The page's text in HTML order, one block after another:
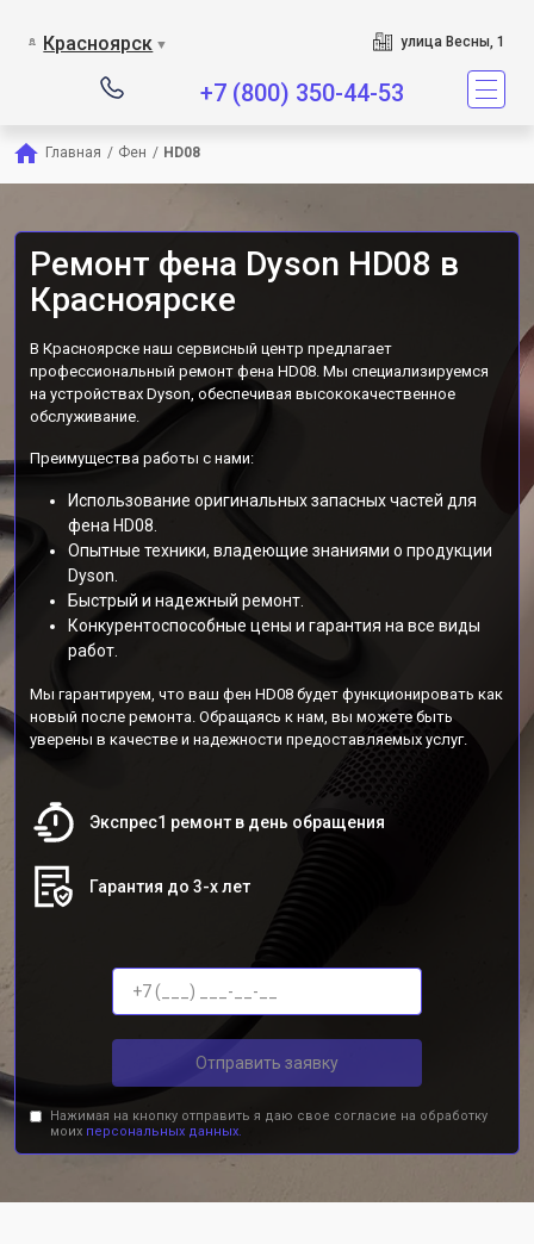
Красноярск ▼ улица Весны, 1
+7 (800) 350-44-53
Главная / Фен / HD08
Ремонт фена Dyson HD08 в
Красноярске
В Красноярске наш сервисный центр предлагает
профессиональный ремонт фена HD08. Мы специализируемся
на устройствах Dyson, обеспечивая высококачественное
обслуживание.
Преимущества работы с нами:
Использование оригинальных запасных частей для
фена HD08.
Опытные техники, владеющие знаниями о продукции
Dyson.
Быстрый и надежный ремонт.
Конкурентоспособные цены и гарантия на все виды
работ.
Мы гарантируем, что ваш фен HD08 будет функционировать как
новый после ремонта. Обращаясь к нам, вы можете быть
уверены в качестве и надежности предоставляемых услуг.
Экспрес1 ремонт в день обращения
Гарантия до 3-х лет
Отправить заявку
Нажимая на кнопку отправить я даю свое согласие на обработку
моих персональных данных.